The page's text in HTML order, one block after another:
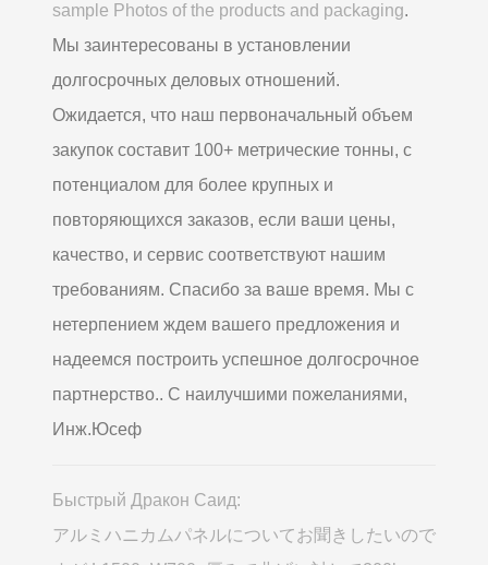
sample Photos of the products and packaging.
Мы заинтересованы в установлении
долгосрочных деловых отношений.
Ожидается, что наш первоначальный объем
закупок составит 100+ метрические тонны, с
потенциалом для более крупных и
повторяющихся заказов, если ваши цены,
качество, и сервис соответствуют нашим
требованиям. Спасибо за ваше время. Мы с
нетерпением ждем вашего предложения и
надеемся построить успешное долгосрочное
партнерство.. С наилучшими пожеланиями,
Инж.Юсеф
Быстрый Дракон Саид:
アルミハニカムパネルについてお聞きしたいので